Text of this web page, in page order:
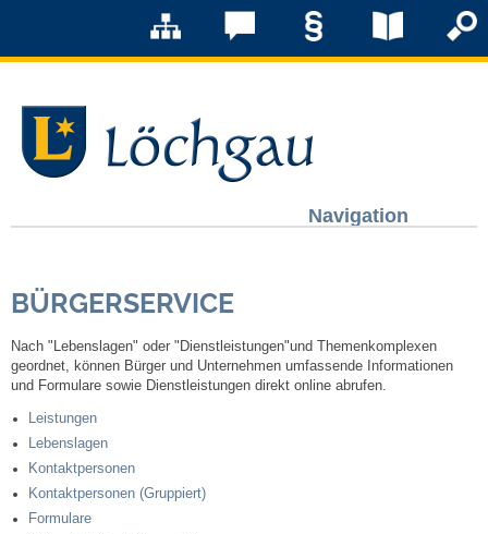
Navigation
Grußwort Bürgermeister
Kurzportrait
Löchgau früher
Zahlen & Fakten
BÜRGERSERVICE
Nach "Lebenslagen" oder "Dienstleistungen"und Themenkomplexen
geordnet, können Bürger und Unternehmen umfassende Informationen
und Formulare sowie Dienstleistungen direkt online abrufen.
Leistungen
Lebenslagen
Kontaktpersonen
Kontaktpersonen (Gruppiert)
Formulare